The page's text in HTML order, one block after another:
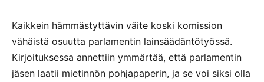
Kaikkein hämmästyttävin väite koski komission
vähäistä osuutta parlamentin lainsäädäntötyössä.
Kirjoituksessa annettiin ymmärtää, että parlamentin
jäsen laatii mietinnön pohjapaperin, ja se voi siksi olla